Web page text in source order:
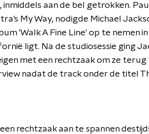
aan de bel getrokken.
My Way, nodigde Michael
'Walk A Fine Line' op te nemen in
ligt. Na de studiosessie ging
met een rechtzaak om ze
nadat de track onder de titel
rechtzaak aan te spannen